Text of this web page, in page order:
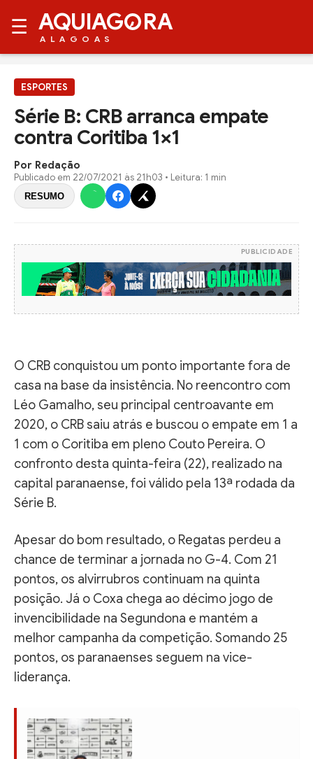
☰ AQUIAG RA
ALAGOAS
ESPORTES
Série B: CRB arranca empate
contra Coritiba 1×1
Por Redação
Publicado em 22/07/2021 às 21h03 • Leitura: 1 min
RESUMO
PUBLICIDADE
O CRB conquistou um ponto importante fora de
casa na base da insistência. No reencontro com
Léo Gamalho, seu principal centroavante em
2020, o CRB saiu atrás e buscou o empate em 1 a
1 com o Coritiba em pleno Couto Pereira. O
confronto desta quinta-feira (22), realizado na
capital paranaense, foi válido pela 13ª rodada da
Série B.
Apesar do bom resultado, o Regatas perdeu a
chance de terminar a jornada no G-4. Com 21
pontos, os alvirrubros continuam na quinta
posição. Já o Coxa chega ao décimo jogo de
invencibilidade na Segundona e mantém a
melhor campanha da competição. Somando 25
pontos, os paranaenses seguem na vice-
liderança.